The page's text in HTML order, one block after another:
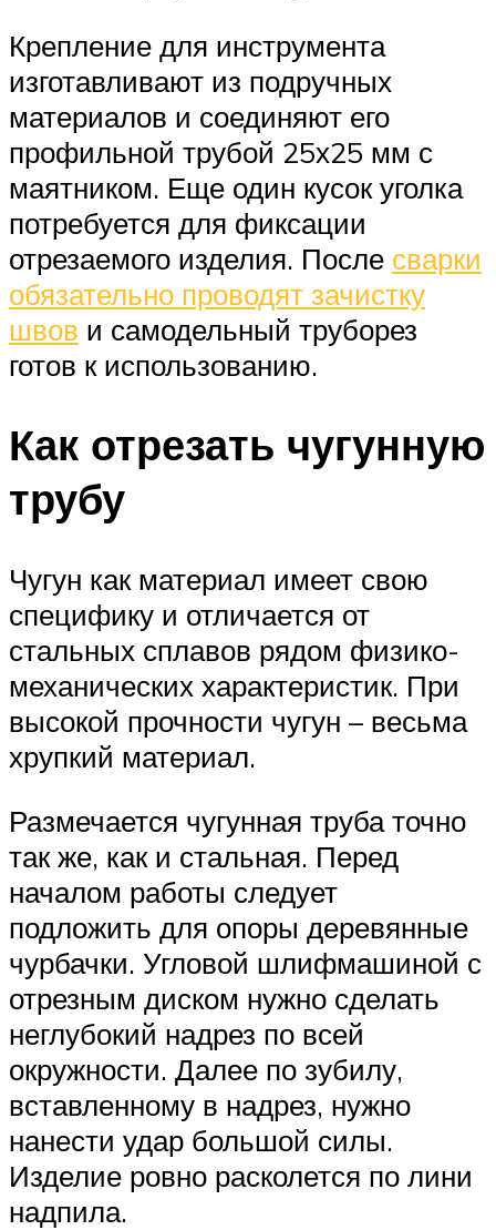
Крепление для инструмента
изготавливают из подручных
материалов и соединяют его
профильной трубой 25х25 мм с
маятником. Еще один кусок уголка
потребуется для фиксации
отрезаемого изделия. После сварки
обязательно проводят зачистку
швов и самодельный труборез
готов к использованию.
Как отрезать чугунную
трубу
Чугун как материал имеет свою
специфику и отличается от
стальных сплавов рядом физико-
механических характеристик. При
высокой прочности чугун – весьма
хрупкий материал.
Размечается чугунная труба точно
так же, как и стальная. Перед
началом работы следует
подложить для опоры деревянные
чурбачки. Угловой шлифмашиной с
отрезным диском нужно сделать
неглубокий надрез по всей
окружности. Далее по зубилу,
вставленному в надрез, нужно
нанести удар большой силы.
Изделие ровно расколется по лини
надпила.